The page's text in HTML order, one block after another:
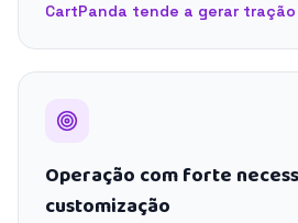
CartPanda tende a gerar
Operação com forte
customização